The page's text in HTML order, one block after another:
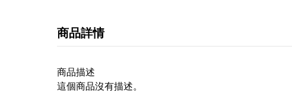
商品詳情
商品描述
這個商品沒有描述。